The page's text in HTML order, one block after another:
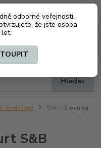
odborné veřejnosti.
že jste osoba
Hledat
za0 Kč
revolverové
9mm Browning
S&B